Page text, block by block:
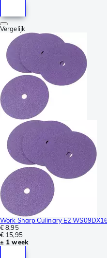
Vergelijk
Work Sharp Culinary E2
€ 8,95
€ 15,95
± 1 week